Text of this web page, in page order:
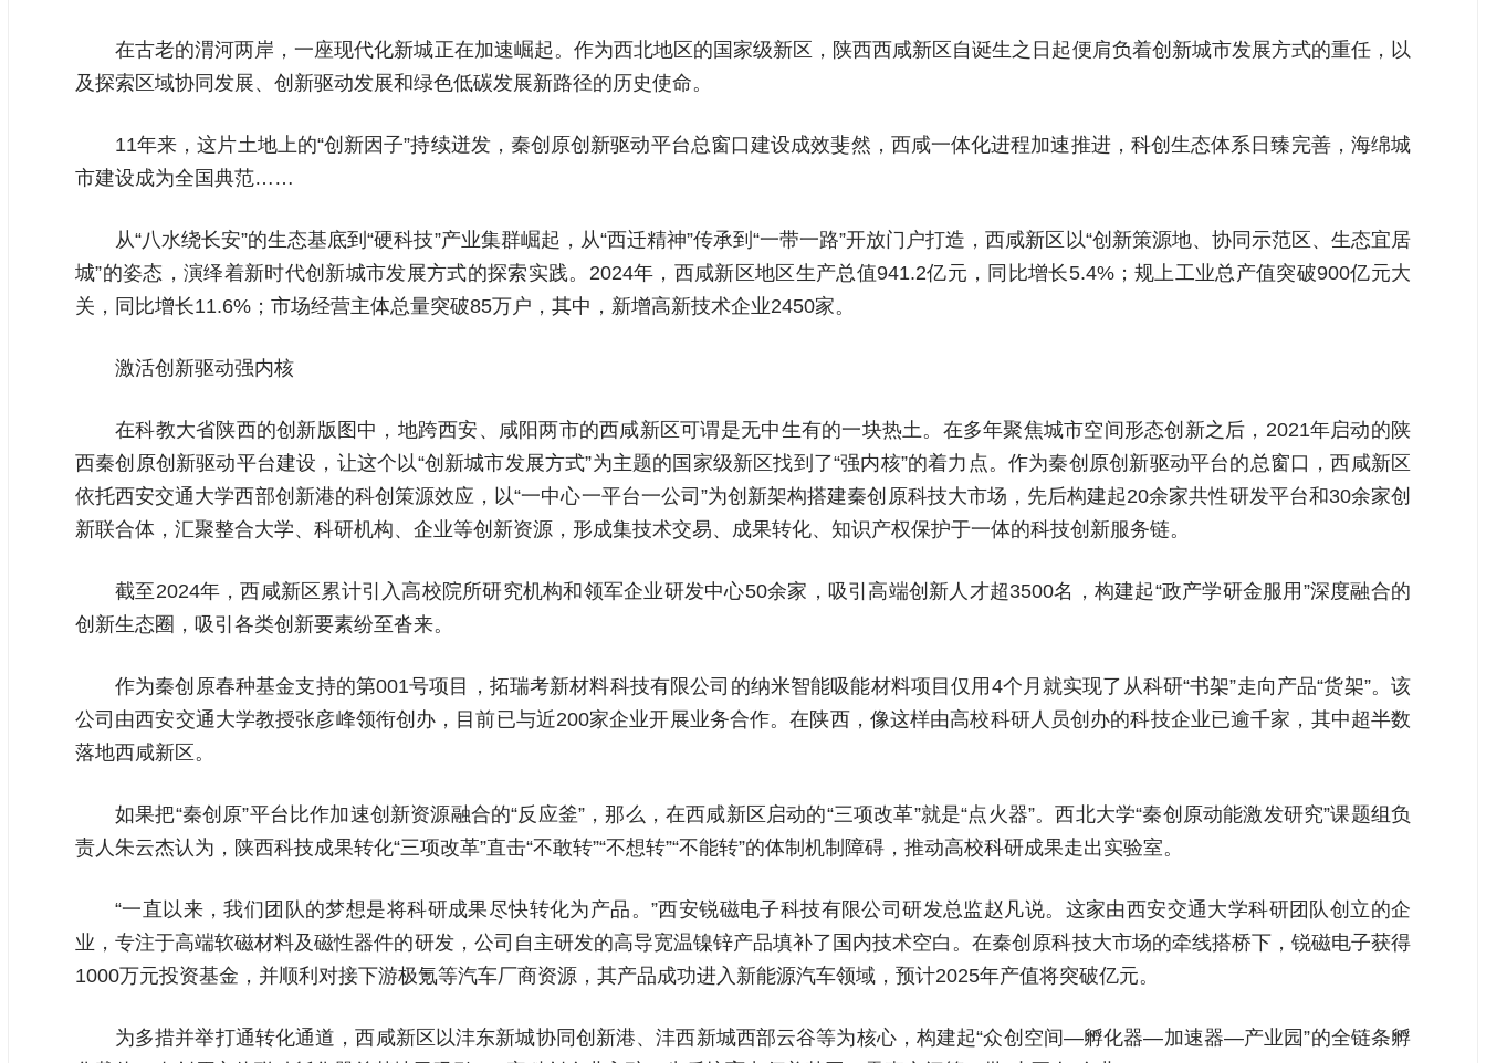
在古老的渭河两岸，一座现代化新城正在加速崛起。作为西北地区的国家级新区，陕西西咸新区自诞生之日起便肩负着创新城市发展方式的重任，以
及探索区域协同发展、创新驱动发展和绿色低碳发展新路径的历史使命。
11年来，这片土地上的“创新因子”持续迸发，秦创原创新驱动平台总窗口建设成效斐然，西咸一体化进程加速推进，科创生态体系日臻完善，海绵城
市建设成为全国典范……
从“八水绕长安”的生态基底到“硬科技”产业集群崛起，从“西迁精神”传承到“一带一路”开放门户打造，西咸新区以“创新策源地、协同示范区、生态宜居
城”的姿态，演绎着新时代创新城市发展方式的探索实践。2024年，西咸新区地区生产总值941.2亿元，同比增长5.4%；规上工业总产值突破900亿元大
关，同比增长11.6%；市场经营主体总量突破85万户，其中，新增高新技术企业2450家。
激活创新驱动强内核
在科教大省陕西的创新版图中，地跨西安、咸阳两市的西咸新区可谓是无中生有的一块热土。在多年聚焦城市空间形态创新之后，2021年启动的陕
西秦创原创新驱动平台建设，让这个以“创新城市发展方式”为主题的国家级新区找到了“强内核”的着力点。作为秦创原创新驱动平台的总窗口，西咸新区
依托西安交通大学西部创新港的科创策源效应，以“一中心一平台一公司”为创新架构搭建秦创原科技大市场，先后构建起20余家共性研发平台和30余家创
新联合体，汇聚整合大学、科研机构、企业等创新资源，形成集技术交易、成果转化、知识产权保护于一体的科技创新服务链。
截至2024年，西咸新区累计引入高校院所研究机构和领军企业研发中心50余家，吸引高端创新人才超3500名，构建起“政产学研金服用”深度融合的
创新生态圈，吸引各类创新要素纷至沓来。
作为秦创原春种基金支持的第001号项目，拓瑞考新材料科技有限公司的纳米智能吸能材料项目仅用4个月就实现了从科研“书架”走向产品“货架”。该
公司由西安交通大学教授张彦峰领衔创办，目前已与近200家企业开展业务合作。在陕西，像这样由高校科研人员创办的科技企业已逾千家，其中超半数
落地西咸新区。
如果把“秦创原”平台比作加速创新资源融合的“反应釜”，那么，在西咸新区启动的“三项改革”就是“点火器”。西北大学“秦创原动能激发研究”课题组负
责人朱云杰认为，陕西科技成果转化“三项改革”直击“不敢转”“不想转”“不能转”的体制机制障碍，推动高校科研成果走出实验室。
“一直以来，我们团队的梦想是将科研成果尽快转化为产品。”西安锐磁电子科技有限公司研发总监赵凡说。这家由西安交通大学科研团队创立的企
业，专注于高端软磁材料及磁性器件的研发，公司自主研发的高导宽温镍锌产品填补了国内技术空白。在秦创原科技大市场的牵线搭桥下，锐磁电子获得
1000万元投资基金，并顺利对接下游极氪等汽车厂商资源，其产品成功进入新能源汽车领域，预计2025年产值将突破亿元。
为多措并举打通转化通道，西咸新区以沣东新城协同创新港、沣西新城西部云谷等为核心，构建起“众创空间—孵化器—加速器—产业园”的全链条孵